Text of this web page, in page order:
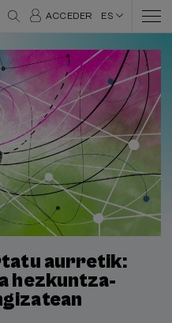
ACCEDER ES
aurretik:
hezkuntza-